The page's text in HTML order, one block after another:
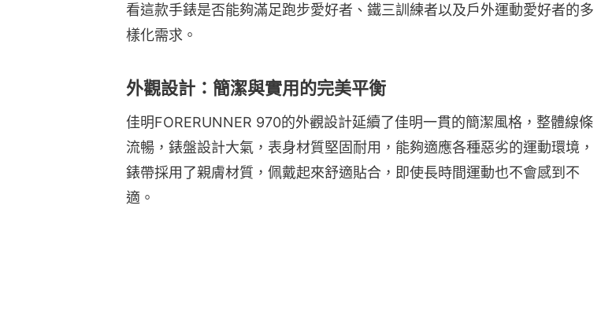
看這款手錶是否能夠滿足跑步愛好者、鐵三訓練者以及戶外運動愛好者的多
樣化需求。
外觀設計：簡潔與實用的完美平衡
佳明FORERUNNER 970的外觀設計延續了佳明一貫的簡潔風格，整體線條
流暢，錶盤設計大氣，表身材質堅固耐用，能夠適應各種惡劣的運動環境，
錶帶採用了親膚材質，佩戴起來舒適貼合，即使長時間運動也不會感到不
適。